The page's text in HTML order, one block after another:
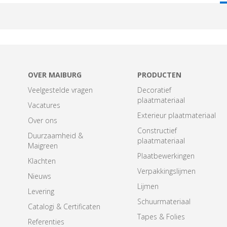
OVER MAIBURG
Veelgestelde vragen
Vacatures
Over ons
Duurzaamheid &
Maigreen
Klachten
Nieuws
Levering
Catalogi & Certificaten
Referenties
PRODUCTEN
Decoratief
plaatmateriaal
Exterieur plaatmateriaal
Constructief
plaatmateriaal
Plaatbewerkingen
Verpakkingslijmen
Lijmen
Schuurmateriaal
Tapes & Folies